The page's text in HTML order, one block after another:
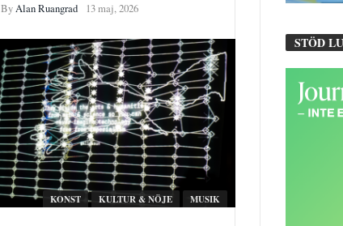
ByAlan Ruangrad 13 maj, 2026
KONST KULTUR & NÖJE MUSIK
STÖD